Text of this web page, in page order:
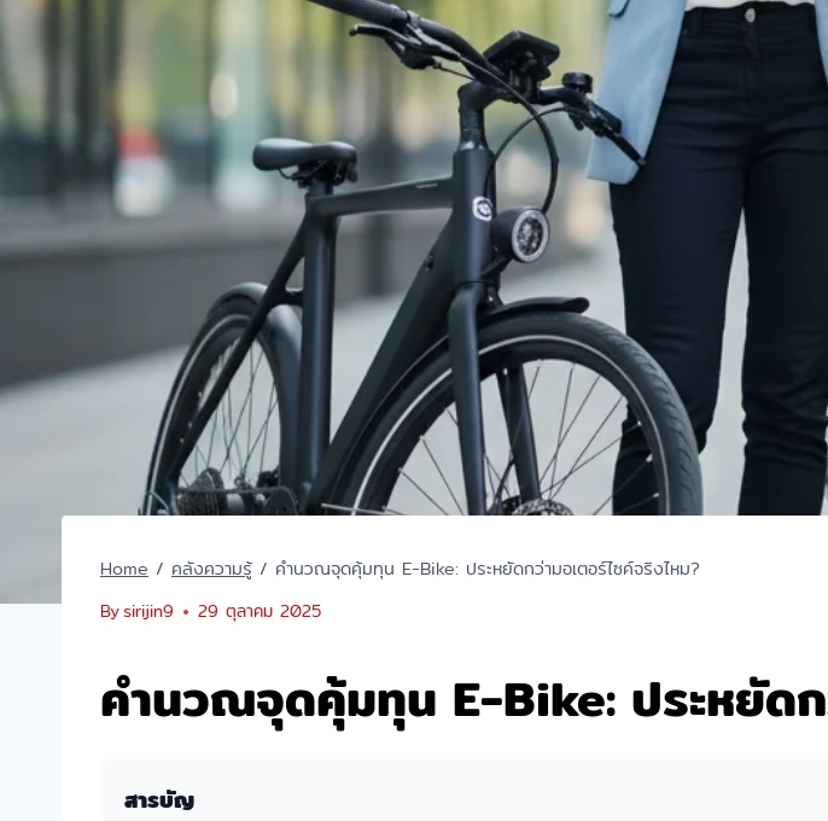
Home / คลังความรู้ / คำนวณจุดคุ้มทุน E-Bike: ประหยัดกว่ามอเตอร์ไซค์จริงไหม?
Bysirijin9 29 ตุลาคม 2025
คำนวณจุดคุ้มทุน E-Bike: ประหยัดก
สารบัญ